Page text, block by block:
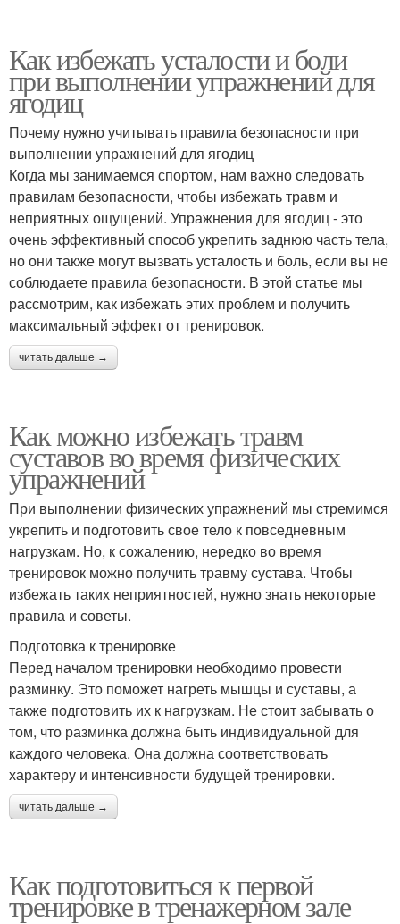
Как избежать усталости и боли
при выполнении упражнений для
ягодиц
Почему нужно учитывать правила безопасности при
выполнении упражнений для ягодиц
Когда мы занимаемся спортом, нам важно следовать
правилам безопасности, чтобы избежать травм и
неприятных ощущений. Упражнения для ягодиц - это
очень эффективный способ укрепить заднюю часть тела,
но они также могут вызвать усталость и боль, если вы не
соблюдаете правила безопасности. В этой статье мы
рассмотрим, как избежать этих проблем и получить
максимальный эффект от тренировок.
читать дальше →
Как можно избежать травм
суставов во время физических
упражнений
При выполнении физических упражнений мы стремимся
укрепить и подготовить свое тело к повседневным
нагрузкам. Но, к сожалению, нередко во время
тренировок можно получить травму сустава. Чтобы
избежать таких неприятностей, нужно знать некоторые
правила и советы.
Подготовка к тренировке
Перед началом тренировки необходимо провести
разминку. Это поможет нагреть мышцы и суставы, а
также подготовить их к нагрузкам. Не стоит забывать о
том, что разминка должна быть индивидуальной для
каждого человека. Она должна соответствовать
характеру и интенсивности будущей тренировки.
читать дальше →
Как подготовиться к первой
тренировке в тренажерном зале